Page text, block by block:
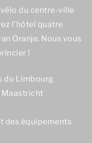
vélo du centre-ville
l’hôtel quatre
Oranje. Nous vous
!
du Limbourg
Maastricht
des équipements